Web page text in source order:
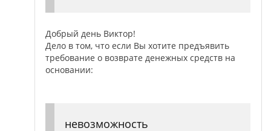
Добрый день Виктор!
Дело в том, что если Вы хотите предъявить
требование о возврате денежных средств на
основании:
невозможность